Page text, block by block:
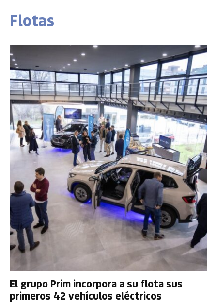
Flotas
El grupo Prim incorpora a su flota sus
primeros 42 vehículos eléctricos